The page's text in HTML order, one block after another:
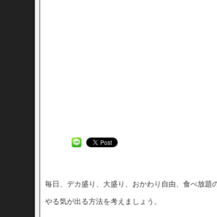
毎日、デカ盛り、大盛り、おかわり自由、食べ放題
やる気が出る方法を考えましょう。